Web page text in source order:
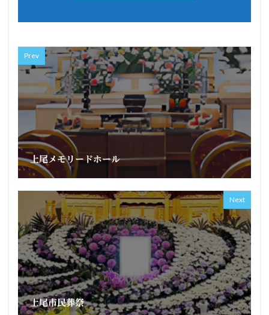
Prev
上尾メモリードホール
Next
上尾市民葬祭